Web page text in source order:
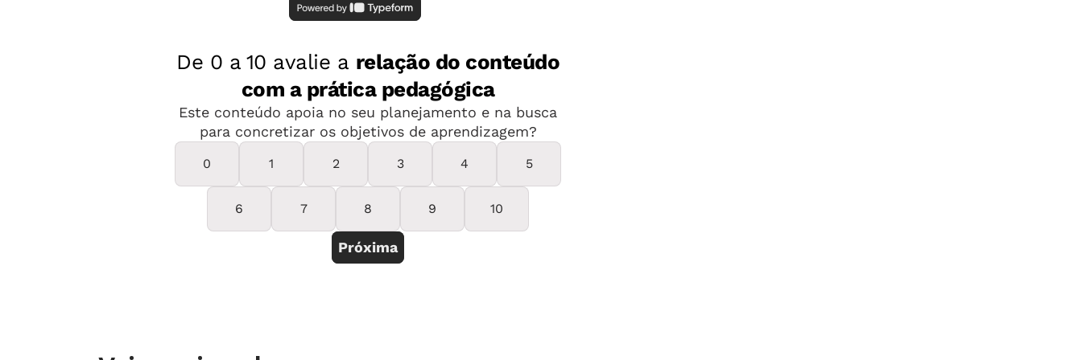
Quando fazemos a tarefa de casa, precisamos esperar até o dia seguinte
para sabermos se acertamos ou erramos. "Muitas vezes, nem estamos mais
engajados naquele desafio e a resposta fica apenas em 'certo' ou 'errado'", diz
Luciano. Em jogos digitais, o retorno é imediato e – naqueles de boa
qualidade – engaja o aluno a reavaliar sua resposta em busca de uma
estratégia que o faça acertar e, por consequência, avançar no jogo.
PERSONALIZAÇÃO
plataformas avançadas, que analisam o desempenho nos
jogos e montam trilhas de desafios com base nas suas dificuldades e em
seus pontos de atenção. Elas também oferecem relatórios aos professores,